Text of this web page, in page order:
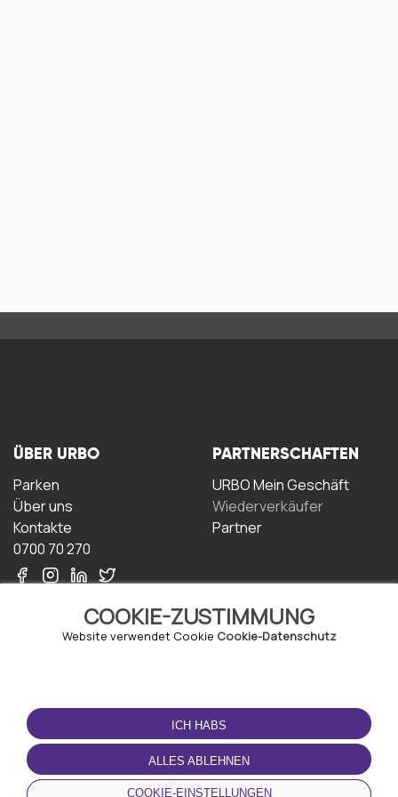
COOKIE-ZUSTIMMUNG
Website verwendet Cookie Cookie-Datenschutz
ICH HABS
ALLES ABLEHNEN
COOKIE-EINSTELLUNGEN
ÜBER URBO
Parken
Über uns
Kontakte
0700 70 270
PARTNERSCHAFTEN
URBO Mein Geschäft
Wiederverkäufer
Partner
NUTZUNGSBEDINGUNGEN
Geschäftsbedingungen
Datenschutz-
Bestimmungen
Cookie-Richtlinie
LADEN SIE DIE APP
HERUNTER